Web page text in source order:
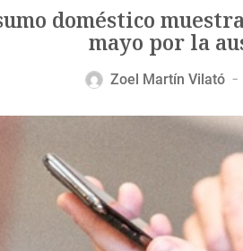
doméstico
mayo por la
Zoel Martín Vilató —